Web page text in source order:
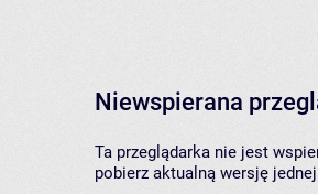
Niewspierana
Ta przeglądarka nie jest
pobierz aktualną wersję